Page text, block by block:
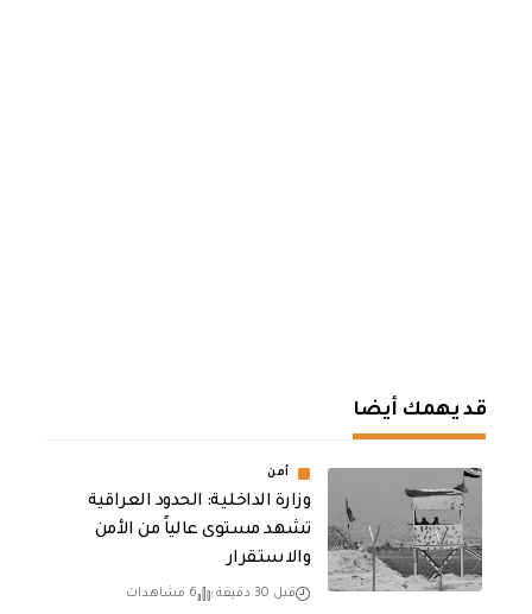
قد يهمك أيضا
أمن
وزارة الداخلية: الحدود العراقية
تشهد مستوى عالياً من الأمن
والاستقرار
قبل 30 دقيقة 6 مشاهدات